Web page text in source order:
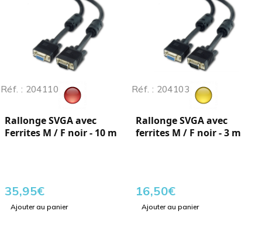
Réf. : 204110
Rallonge SVGA avec
Ferrites M / F noir - 10 m
35,95€
Ajouter au panier
Réf. : 204103
Rallonge SVGA avec
ferrites M / F noir - 3 m
16,50€
Ajouter au panier